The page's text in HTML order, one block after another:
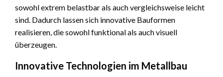
sowohl extrem belastbar als auch vergleichsweise leicht
sind. Dadurch lassen sich innovative Bauformen
realisieren, die sowohl funktional als auch visuell
überzeugen.
Innovative Technologien im Metallbau